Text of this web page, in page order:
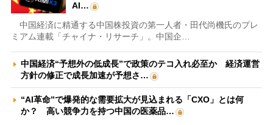
AI…
中国経済に精通する中国株投資の第一人者・田代尚機氏のプレ
ミアム連載「チャイナ・リサーチ」。中国企…
中国経済“予想外の低成長”で政策のテコ入れ必至か 経済運営
方針の修正で成長加速が予想さ…
“AI革命”で爆発的な需要拡大が見込まれる「CXO」とは何
か？ 高い競争力を持つ中国の医薬品…